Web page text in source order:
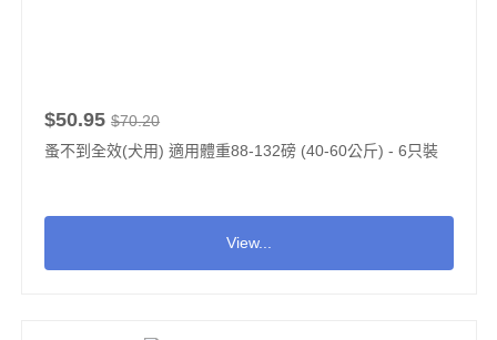
$50.95 $70.20
蚤不到全效(犬用) 適用體重88-132磅 (40-60公斤) - 6只裝
View...